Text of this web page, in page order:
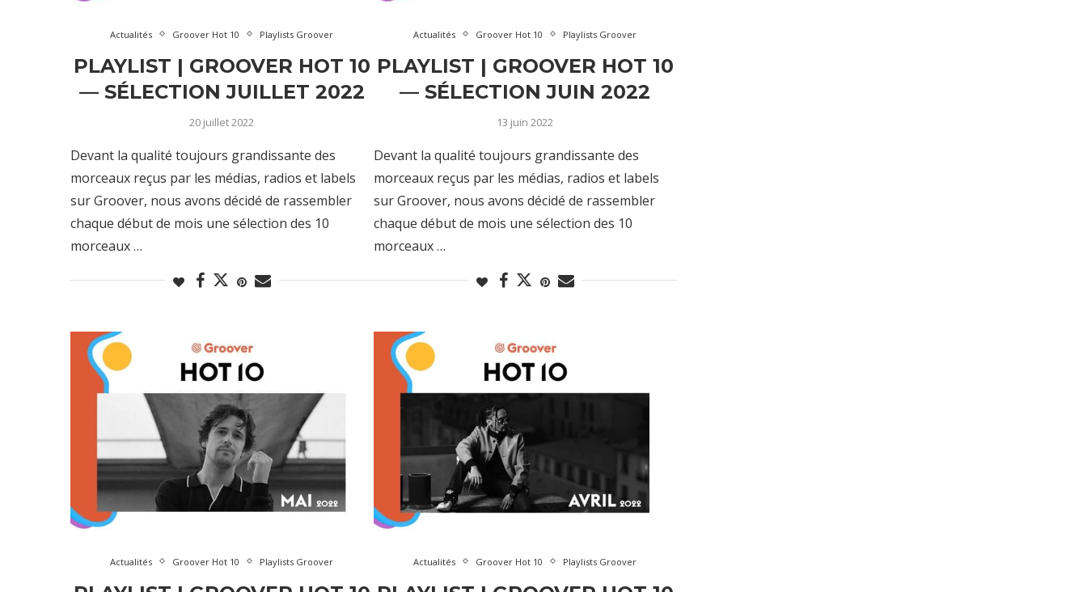
Actualités Groover Hot 10 Playlists Groover
PLAYLIST | GROOVER HOT 10
— SÉLECTION JUILLET 2022
20 juillet 2022
Devant la qualité toujours grandissante des
morceaux reçus par les médias, radios et labels
sur Groover, nous avons décidé de rassembler
chaque début de mois une sélection des 10
morceaux …
Actualités Groover Hot 10 Playlists Groover
PLAYLIST | GROOVER HOT 10
— SÉLECTION JUIN 2022
13 juin 2022
Devant la qualité toujours grandissante des
morceaux reçus par les médias, radios et labels
sur Groover, nous avons décidé de rassembler
chaque début de mois une sélection des 10
morceaux …
Actualités Groover Hot 10 Playlists Groover Actualités Groover Hot 10 Playlists Groover